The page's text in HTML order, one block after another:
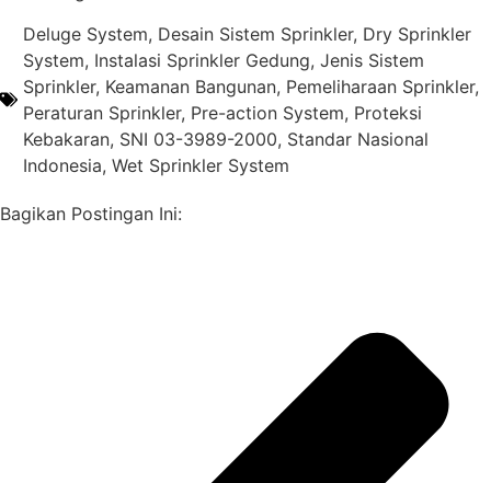
Deluge System, Desain Sistem Sprinkler, Dry Sprinkler
System, Instalasi Sprinkler Gedung, Jenis Sistem
Sprinkler, Keamanan Bangunan, Pemeliharaan Sprinkler,
Peraturan Sprinkler, Pre-action System, Proteksi
Kebakaran, SNI 03-3989-2000, Standar Nasional
Indonesia, Wet Sprinkler System
Bagikan Postingan Ini: